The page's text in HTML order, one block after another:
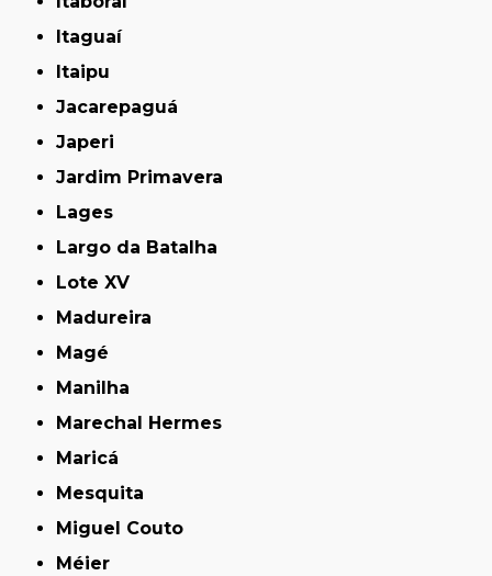
Itaguaí
Itaipu
Jacarepaguá
Japeri
Jardim Primavera
Lages
Largo da Batalha
Lote XV
Madureira
Magé
Manilha
Marechal Hermes
Maricá
Mesquita
Miguel Couto
Méier